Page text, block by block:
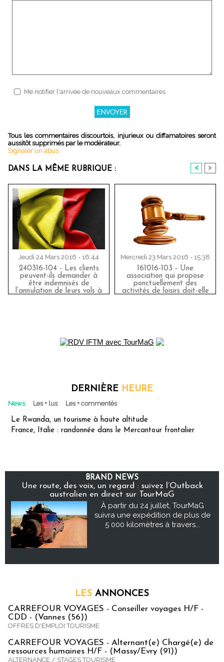
Me notifier l'arrivée de nouveaux commentaires
Tous les commentaires discourtois, injurieux ou diffamatoires seront
aussitôt supprimés par le modérateur.
Signaler un abus
DANS LA MÊME RUBRIQUE : < >
Jeudi 24 Mars 2016 - 16:44
240316-104 - Les clients
peuvent-ils demander à
être indemnisés de
l’annulation de leurs vols à
Mercredi 23 Mars 2016 - 15:38
161016-103 - Une
association qui propose
ponctuellement des
activités de loisirs doit-elle
DERNIÈRE HEURE
News Les + lus Les + commentés
Le Rwanda, un tourisme à haute altitude
France, Italie : randonnée dans le Mercantour frontalier
BRAND NEWS
Une route, des voix, un regard : suivez l’Outback
australien en direct sur TourMaG
À partir du 24 juillet, TourMaG
suivra une expédition de plus de
5 000 kilomètres à travers...
LES ANNONCES
CARREFOUR VOYAGES - Conseiller voyages H/F -
CDD - (Vannes (56))
OFFRES D'EMPLOI TOURISME
CARREFOUR VOYAGES - Alternant(e) Chargé(e) de
ressources humaines H/F - (Massy/Evry (91))
ALTERNANCE / STAGES TOURISME